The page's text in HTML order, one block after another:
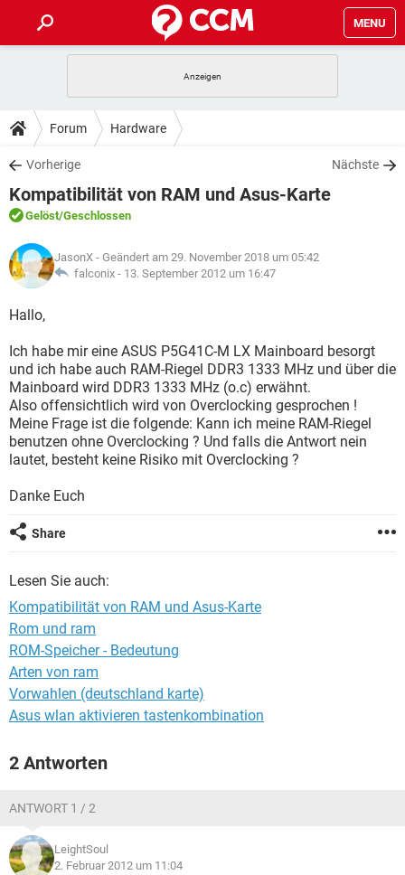
MENU
ANDROID
WINDOWS 10
WHATSAPP TIKTOK
FACEBOOK
TIPPS & TRICKS
SPIELE
WINDOWS 10
WHATSAPP
FACEBOOK HARDWARE
DOWNLOADS
SPIELE STREAMING
ANDROID
WINDOWS 10 INSTAGRAM
WHATSAPP
FACEBOOK
FORUM
SPIELE
ANDROID IOS
FACEBOOK HARDWARE
LEXIKON
SPIELE
ANDROID
WINDOWS 10 INSTAGRAM
WHATSAPP TIKTOK
FACEBOOK HARDWARE
Forum Hardware
Vorherige Nächste
Kompatibilität von RAM und Asus-Karte
Gelöst/Geschlossen
JasonX - Geändert am 29. November 2018 um 05:42
falconix - 13. September 2012 um 16:47
Hallo,
Ich habe mir eine ASUS P5G41C-M LX Mainboard besorgt
und ich habe auch RAM-Riegel DDR3 1333 MHz und über die
Mainboard wird DDR3 1333 MHz (o.c) erwähnt.
Also offensichtlich wird von Overclocking gesprochen !
Meine Frage ist die folgende: Kann ich meine RAM-Riegel
benutzen ohne Overclocking ? Und falls die Antwort nein
lautet, besteht keine Risiko mit Overclocking ?
Danke Euch
Share
Lesen Sie auch:
Kompatibilität von RAM und Asus-Karte
Rom und ram
ROM-Speicher - Bedeutung
Arten von ram
Vorwahlen (deutschland karte)
Asus wlan aktivieren tastenkombination
2 Antworten
ANTWORT 1 / 2
LeightSoul
2. Februar 2012 um 11:04